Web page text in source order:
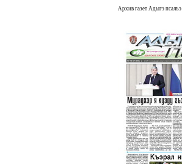
Архив газет Адыгэ псалъэ